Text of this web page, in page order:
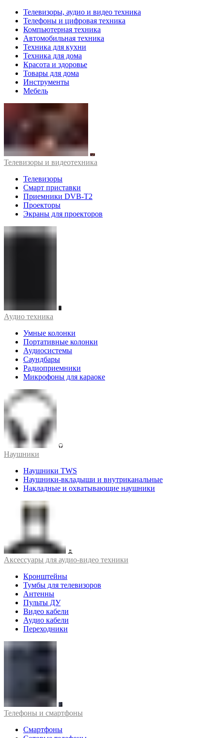
Телевизоры, аудио и видео техника
Телефоны и цифровая техника
Компьютерная техника
Автомобильная техника
Техника для кухни
Техника для дома
Красота и здоровье
Товары для дома
Инструменты
Мебель
Телевизоры и видеотехника
Телевизоры
Смарт приставки
Приемники DVB-T2
Проекторы
Экраны для проекторов
Аудио техника
Умные колонки
Портативные колонки
Аудиосистемы
Саундбары
Радиоприемники
Микрофоны для караоке
Наушники
Наушники TWS
Наушники-вкладыши и внутриканальные
Накладные и охватывающие наушники
Аксессуары для аудио-видео техники
Кронштейны
Тумбы для телевизоров
Антенны
Пульты ДУ
Видео кабели
Аудио кабели
Переходники
Телефоны и смартфоны
Смартфоны